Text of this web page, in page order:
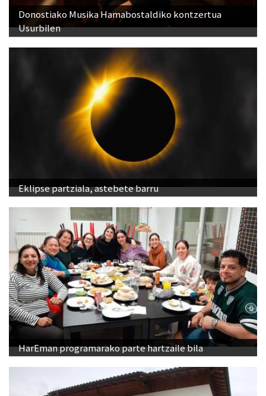
Donostiako Musika Hamabostaldiko kontzertua
Usurbilen
Eklipse partziala, astebete barru
HarEman programarako parte hartzaile bila